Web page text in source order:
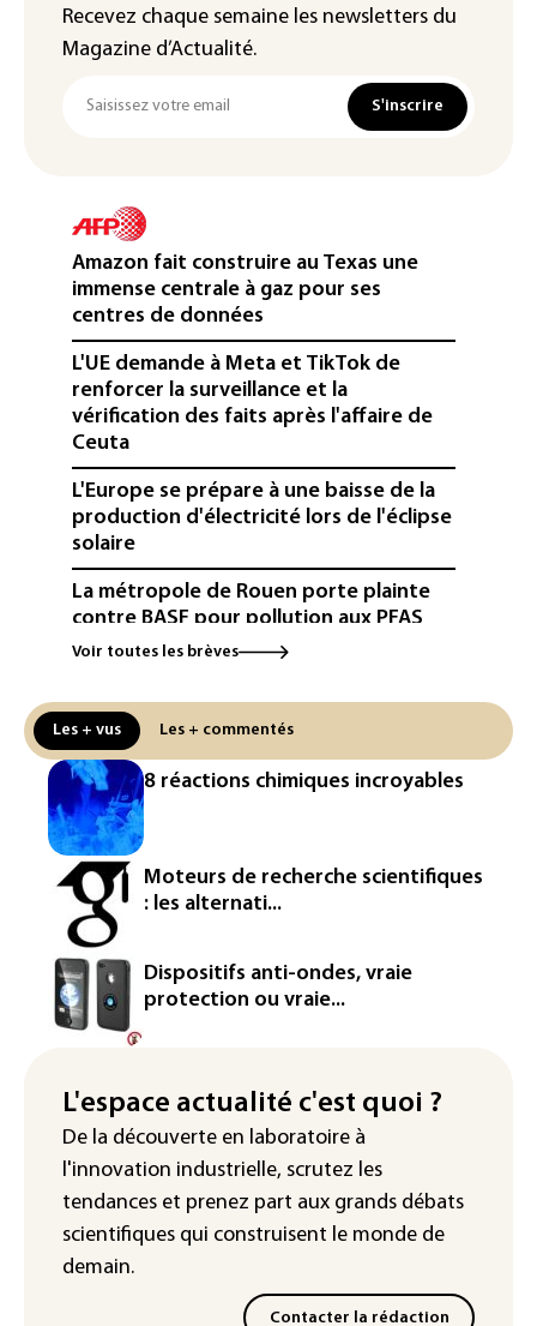
Recevez chaque semaine les newsletters du
Magazine d’Actualité.
S'inscrire
Amazon fait construire au Texas une
immense centrale à gaz pour ses
centres de données
L'UE demande à Meta et TikTok de
renforcer la surveillance et la
vérification des faits après l'affaire de
Ceuta
L'Europe se prépare à une baisse de la
production d'électricité lors de l'éclipse
solaire
La métropole de Rouen porte plainte
contre BASF pour pollution aux PFAS
Canicule: à l'arrêt depuis fin juillet, la
réseau
Véhicules de livraison autonomes: la
France ouvre la voie à leur
homologation
Iris³: Eutelsat investira 3,4 milliards
d'euros dans la future constellation
européenne
Le magazine VSD racheté par
l'entrepreneur Vianney d'Alançon
La production française de maïs
"Retour en force" progressif de la
chaleur dans les prochains jours en
France
Voir toutes les brèves
Les + vus Les + commentés
8 réactions chimiques incroyables
Moteurs de recherche scientifiques
: les alternati...
Dispositifs anti-ondes, vraie
protection ou vraie...
L'espace actualité c'est quoi ?
De la découverte en laboratoire à
l'innovation industrielle, scrutez les
tendances et prenez part aux grands débats
scientifiques qui construisent le monde de
demain.
Contacter la rédaction